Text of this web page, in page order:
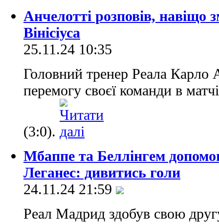
Анчелотті розповів, навіщо
Вінісіуса
25.11.24 10:35
Головний тренер Реала Карло
перемогу своєї команди в
(3:0).
Мбаппе та Беллінгем
Леганес: дивитись голи
24.11.24 21:59
Реал Мадрид здобув свою